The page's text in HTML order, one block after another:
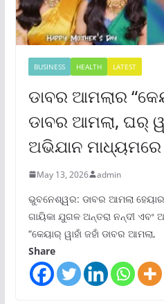
BUSINESS HEALTH LATEST
ଡାବର ଆମଲାର
ଡାବର ଆମଲା, ଘର୍
ଅଭିଯାନ ମାଧ୍ୟମରେ
May 13, 2026 admin
ଭୁବନେଶ୍ୱର: ଡାବର ଆମଲା
ଗାୟିକା ଯୁଗଳ ଅନ୍ତରା ନନ୍ଦୀ ଏବଂ
“କେୟାର୍ ୱାହାଁ ଜହାଁ ଡାବର ଆମଲା,
Share